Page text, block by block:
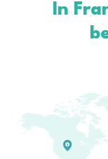
In